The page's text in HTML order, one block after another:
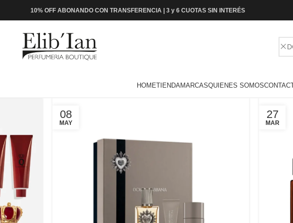
10% OFF ABONANDO CON TRANSFERENCIA | 3 y 6 CUOTAS SIN INTERÉS
HOMETIENDAMARCASQUIENES SOMOS
08
MAY
27
MAR